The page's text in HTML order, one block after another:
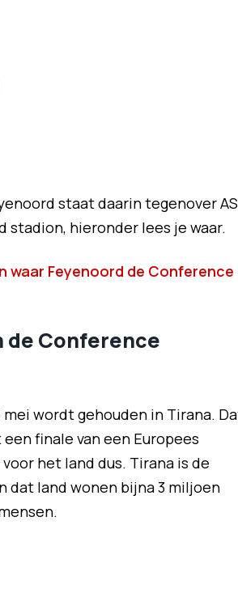
staat daarin tegenover AS
stadion, hieronder lees je waar.
Feyenoord de Conference
de Conference
wordt gehouden in Tirana.
finale van een Europees
het land dus. Tirana is de
dat land wonen bijna 3 miljoen